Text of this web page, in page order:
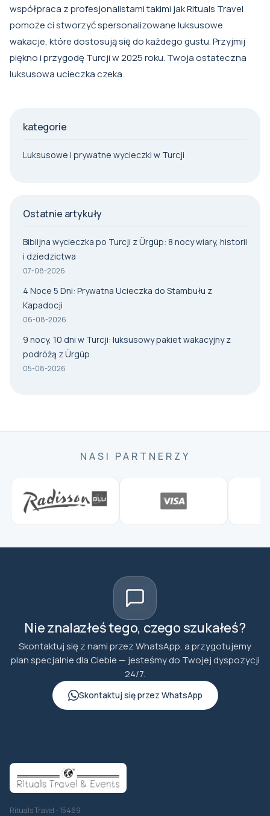
współpraca z profesjonalistami takimi jakRituals Travel
pomoże ci stworzyć spersonalizowane luksusowe
wakacje, które dostosują się do każdego gustu. Przyjmij
piękno i przygodę Turcji w 2025 roku. Twoja ostateczna
luksusowa ucieczka czeka.
kategorie
Luksusowe i prywatne wycieczki w Turcji
Ostatnie artykuły
Biblijna wycieczka po Turcji z Ürgüp: 8 nocy wiary, historii
i dziedzictwa
07-08-2026
4 Noce 5 Dni: Prywatna Ucieczka do Stambułu z
Kapadocji
06-08-2026
9 nocy, 10 dni w Turcji: luksusowy pakiet wakacyjny z
podróżą z Ürgüp
05-08-2026
NASI PARTNERZY
Nie znalazłeś tego, czego szukałeś?
Skontaktuj się z nami przez WhatsApp, a przygotujemy
plan specjalnie dla Ciebie — jesteśmy do Twojej dyspozycji
24/7.
Skontaktuj się przez WhatsApp
Rituals Travel - 15469